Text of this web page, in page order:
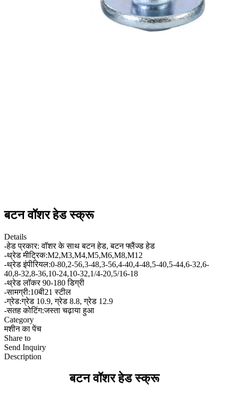
बटन वॉशर हेड स्क्रू
Details
-हेड प्रकार: वॉशर के साथ बटन हेड, बटन फ्लैंज्ड हेड
-थ्रेड मीट्रिक:M2,M3,M4,M5,M6,M8,M12
-थ्रेड इंपीरियल:0-80,2-56,3-48,3-56,4-40,4-48,5-40,5-44,6-32,6-
40,8-32,8-36,10-24,10-32,1/4-20,5/16-18
-थ्रेड लॉकर 90-180 डिग्री
-सामग्री:10बी21 स्टील
-ग्रेड:ग्रेड 10.9, ग्रेड 8.8, ग्रेड 12.9
-सतह कोटिंग:जस्ता चढ़ाया हुआ
Category
मशीन का पेंच
Share to
Send Inquiry
Description
बटन वॉशर हेड स्क्रू